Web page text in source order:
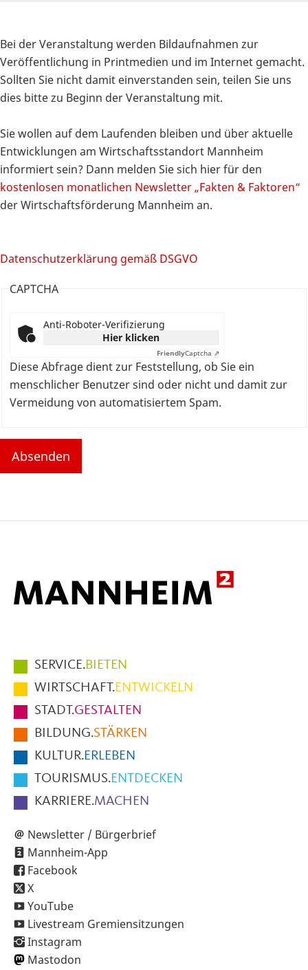
Bei der Veranstaltung werden Bildaufnahmen zur
Veröffentlichung in Printmedien und im Internet gemacht.
Sollten Sie nicht damit einverstanden sein, teilen Sie uns
dies bitte zu Beginn der Veranstaltung mit.
Sie wollen auf dem Laufenden bleiben und über aktuelle
Entwicklungen am Wirtschaftsstandort Mannheim
informiert sein? Dann melden Sie sich hier für den
kostenlosen monatlichen Newsletter „Fakten & Faktoren“
der Wirtschaftsförderung Mannheim an.
Datenschutzerklärung gemäß DSGVO
CAPTCHA
Anti-Roboter-Verifizierung
Hier klicken
FriendlyCaptcha ⇗
Diese Abfrage dient zur Feststellung, ob Sie ein
menschlicher Benutzer sind oder nicht und damit zur
Vermeidung von automatisiertem Spam.
Hauptmenüpunkte
im
Fußbereich
der
Seite
SERVICE.BIETEN
WIRTSCHAFT.ENTWICKELN
STADT.GESTALTEN
BILDUNG.STÄRKEN
KULTUR.ERLEBEN
TOURISMUS.ENTDECKEN
KARRIERE.MACHEN
Newsletter / Bürgerbrief
Mannheim-App
Facebook
X
YouTube
Livestream Gremiensitzungen
Instagram
Mastodon